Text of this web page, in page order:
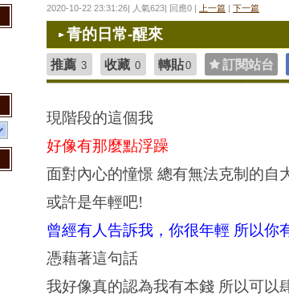
2020-10-22 23:31:26| 人氣623| 回應0 | 上一篇 | 下一篇
青的日常-醒來
推薦 3 收藏 0 轉貼0 訂閱站台
現階段的這個我
好像有那麼點浮躁
面對內心的憧憬 總有無法克制的自
或許是年輕吧!
曾經有人告訴我，你很年輕 所以你
憑藉著這句話
我好像真的認為我有本錢 所以可以